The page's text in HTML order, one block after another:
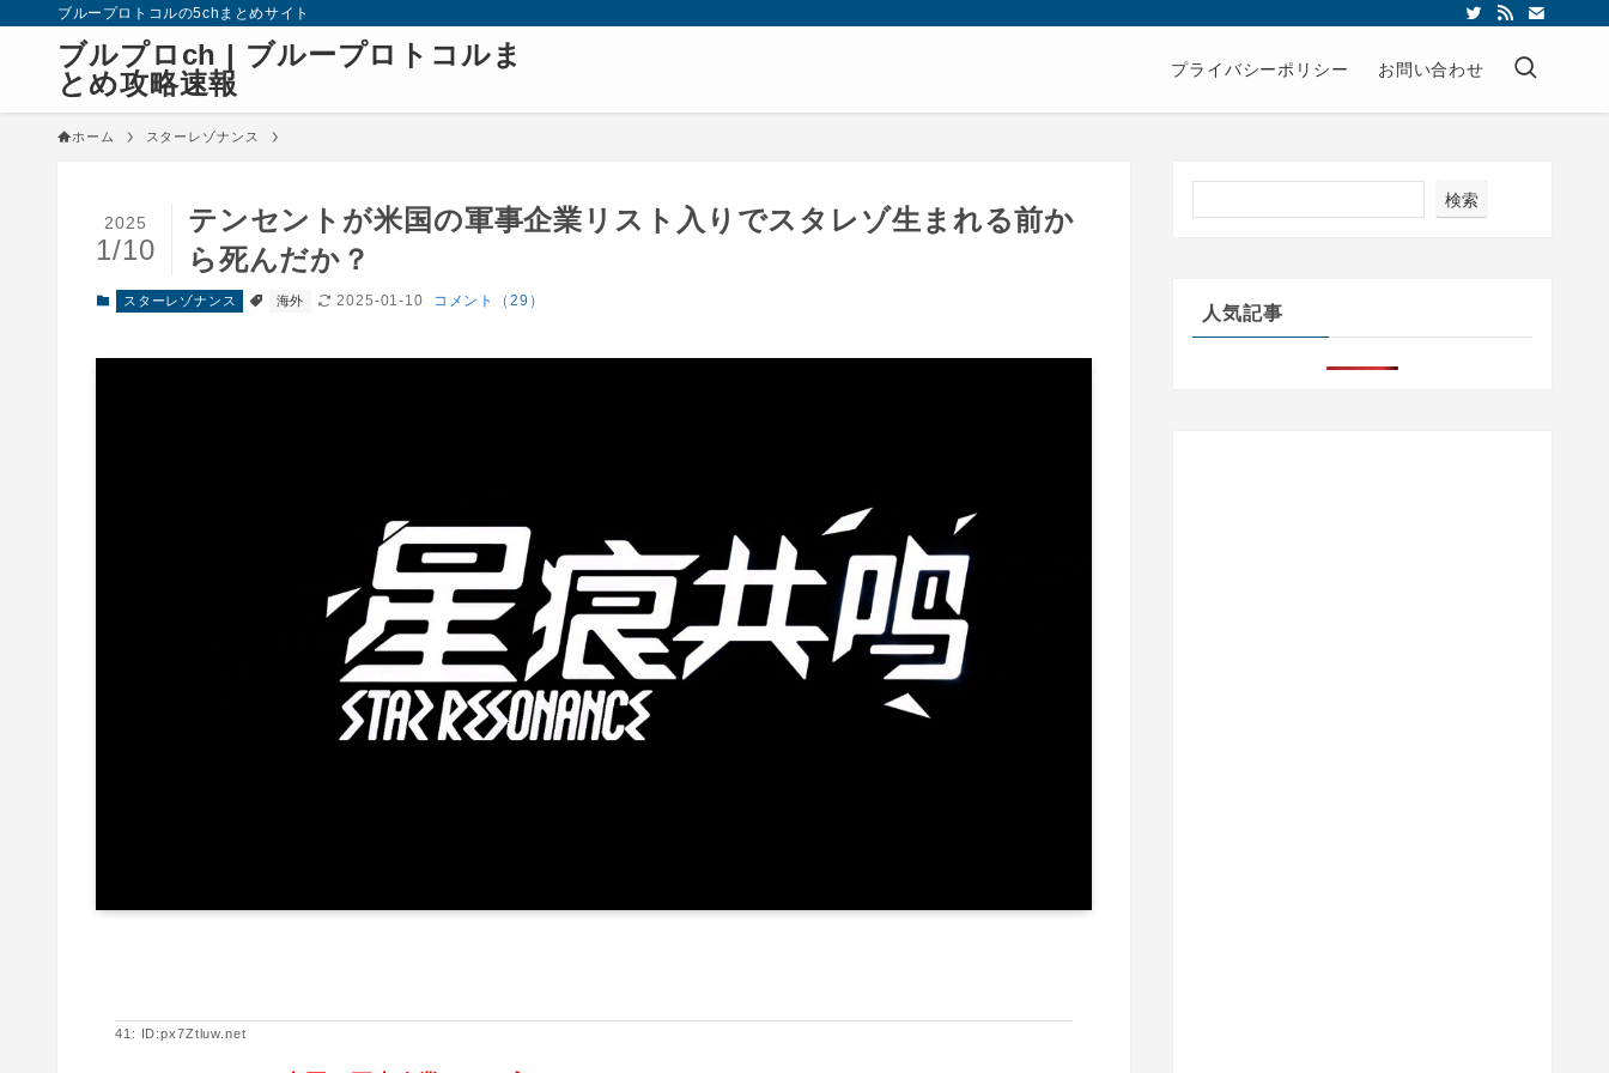
ブループロトコルの5chまとめサイト
ブルプロch | ブループロトコルま
とめ攻略速報
プライバシーポリシー お問い合わせ
ホーム スターレゾナンス
テンセントが米国の軍事企業リスト入りでスタレゾ生まれる前か
ら死んだか？
2025
1/10
スターレゾナンス 海外 2025-01-10 コメント（29）
41: ID:px7Ztluw.net
検索
人気記事